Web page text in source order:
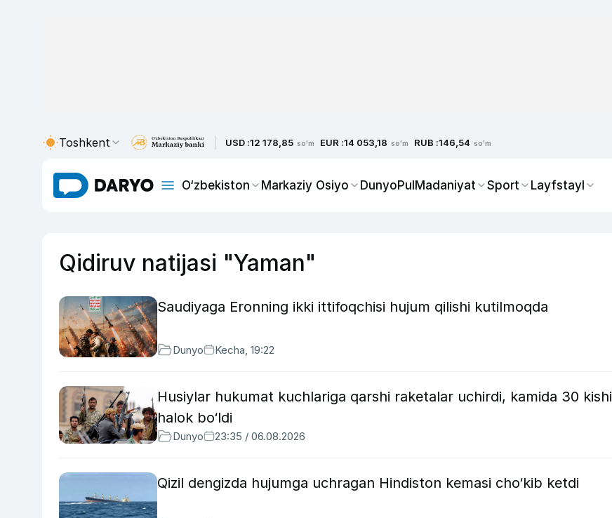
Toshkent USD :12 178,85 so'm EUR :14 053,18 so'm RUB :146,54 so'm
O‘zbekiston Markaziy Osiyo DunyoPulMadaniyat Sport Layfstayl
Qidiruv natijasi "Yaman"
Saudiyaga Eronning ikki ittifoqchisi hujum qilishi kutilmoqda
Dunyo Kecha, 19:22
Husiylar hukumat kuchlariga qarshi raketalar uchirdi, kamida 30 kishi
halok bo‘ldi
Dunyo 23:35 / 06.08.2026
Qizil dengizda hujumga uchragan Hindiston kemasi cho‘kib ketdi